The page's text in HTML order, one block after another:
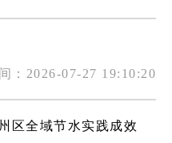
：2026-07-27 19:10:20
区全域节水实践成效